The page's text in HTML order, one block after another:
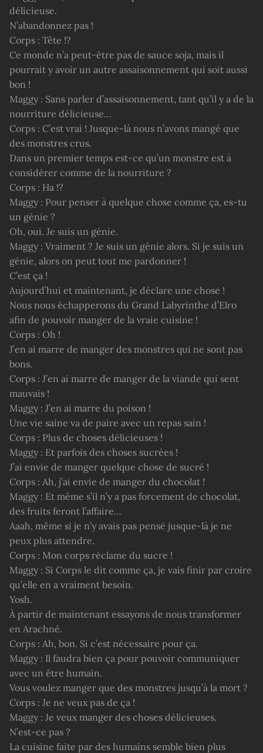
délicieuse.
N’abandonnez pas !
Corps : Tête !?
Ce monde n’a peut-être pas de sauce soja, mais il
pourrait y avoir un autre assaisonnement qui soit aussi
bon !
Maggy : Sans parler d’assaisonnement, tant qu’il y a de la
nourriture délicieuse…
Corps : C’est vrai ! Jusque-là nous n’avons mangé que
des monstres crus.
Dans un premier temps est-ce qu’un monstre est à
considérer comme de la nourriture ?
Corps : Ha !?
Maggy : Pour penser à quelque chose comme ça, es-tu
un génie ?
Oh, oui. Je suis un génie.
Maggy : Vraiment ? Je suis un génie alors. Si je suis un
génie, alors on peut tout me pardonner !
C’est ça !
Aujourd’hui et maintenant, je déclare une chose !
Nous nous échapperons du Grand Labyrinthe d’Elro
afin de pouvoir manger de la vraie cuisine !
Corps : Oh !
J’en ai marre de manger des monstres qui ne sont pas
bons.
Corps : J’en ai marre de manger de la viande qui sent
mauvais !
Maggy : J’en ai marre du poison !
Une vie saine va de paire avec un repas sain !
Corps : Plus de choses délicieuses !
Maggy : Et parfois des choses sucrées !
J’ai envie de manger quelque chose de sucré !
Corps : Ah, j’ai envie de manger du chocolat !
Maggy : Et même s’il n’y a pas forcement de chocolat,
des fruits feront l’affaire…
Aaah, même si je n’y avais pas pensé jusque-là je ne
peux plus attendre.
Corps : Mon corps réclame du sucre !
Maggy : Si Corps le dit comme ça, je vais finir par croire
qu’elle en a vraiment besoin.
Yosh.
À partir de maintenant essayons de nous transformer
en Arachné.
Corps : Ah, bon. Si c’est nécessaire pour ça.
Maggy : Il faudra bien ça pour pouvoir communiquer
avec un être humain.
Vous voulez manger que des monstres jusqu’à la mort ?
Corps : Je ne veux pas de ça !
Maggy : Je veux manger des choses délicieuses.
N’est-ce pas ?
La cuisine faite par des humains semble bien plus